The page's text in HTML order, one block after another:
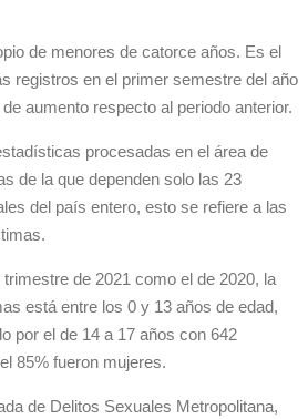
de menores de catorce años. Es el
registros en el primer semestre del año
aumento respecto al periodo anterior.
procesadas en el área de
de la que dependen solo las 23
del país entero, esto se refiere a las
de 2021 como el de 2020, la
está entre los 0 y 13 años de edad,
por el de 14 a 17 años con 642
85% fueron mujeres.
de Delitos Sexuales Metropolitana,